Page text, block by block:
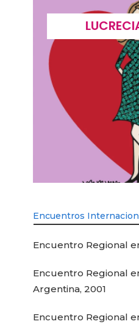
Encuentros
Encuentro Regional
Encuentro Regional
Argentina, 2001
Encuentro Regional